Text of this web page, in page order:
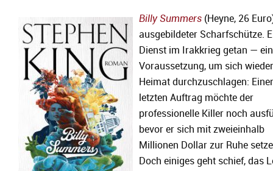
Billy Summers (Heyne, 26
ausgebildeter Scharfschütze.
Dienst im Irakkrieg getan —
Voraussetzung, um sich
Heimat durchzuschlagen:
letzten Auftrag möchte der
professionelle Killer noch
bevor er sich mit zweieinhalb
Millionen Dollar zur Ruhe
Doch einiges geht schief, das